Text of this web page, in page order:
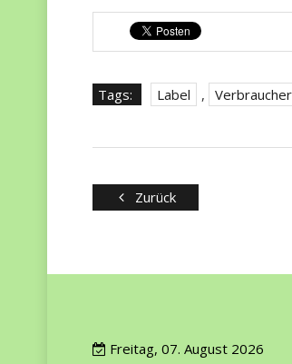
Tags: Label ,
Zurück
Freitag, 07. August 2026